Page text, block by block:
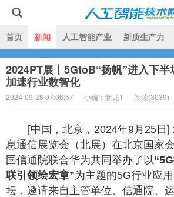
人工智能技术网
首页 新闻 人工智能产业 新质生产力
2024PT展丨5GtoB“扬帆”进入下
加速行业数智化
2024-09-28 07:06:57 小编：新龙1 阅读(3039)
[中国，北京，2024年9月25日
息通信展览会（北展）在北京国家
国信通院联合华为共同举办了以
联引领绘宏章”为主题的5G行业应
坛，邀请来自主管单位、信通院、